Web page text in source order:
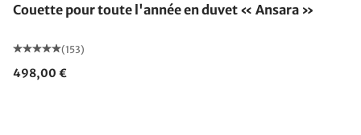
Couette pour toute l'année en duvet « Ansara »
(153)
498,00 €